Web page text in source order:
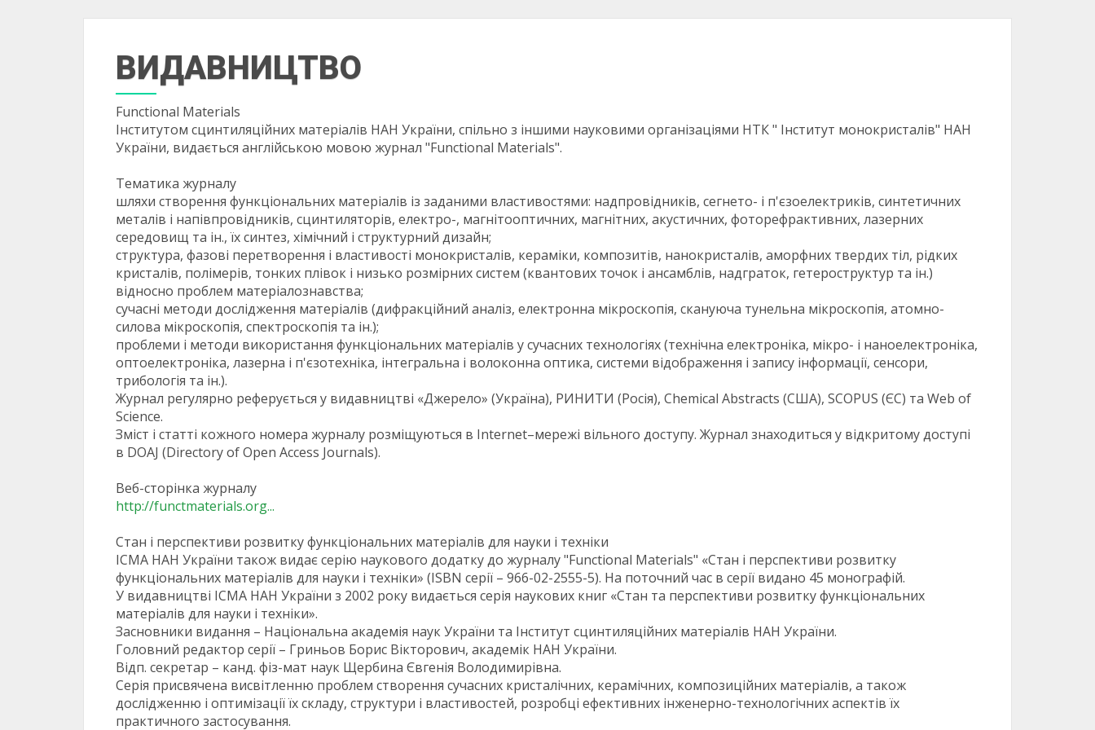
ВИДАВНИЦТВО
Functional Materials
Інститутом сцинтиляційних матеріалів НАН України, спільно з іншими науковими організаціями НТК " Інститут монокристалів" НАН
України, видається англійською мовою журнал "Functional Materials".
Тематика журналу
шляхи створення функціональних матеріалів із заданими властивостями: надпровідників, сегнето- і п'єзоелектриків, синтетичних
металів і напівпровідників, сцинтиляторів, електро-, магнітооптичних, магнітних, акустичних, фоторефрактивних, лазерних
середовищ та ін., їх синтез, хімічний і структурний дизайн;
структура, фазові перетворення і властивості монокристалів, кераміки, композитів, нанокристалів, аморфних твердих тіл, рідких
кристалів, полімерів, тонких плівок і низько розмірних систем (квантових точок і ансамблів, надграток, гетероструктур та ін.)
відносно проблем матеріалознавства;
сучасні методи дослідження матеріалів (дифракційний аналіз, електронна мікроскопія, скануюча тунельна мікроскопія, атомно-
силова мікроскопія, спектроскопія та ін.);
проблеми і методи використання функціональних матеріалів у сучасних технологіях (технічна електроніка, мікро- і наноелектроніка,
оптоелектроніка, лазерна і п'єзотехніка, інтегральна і волоконна оптика, системи відображення і запису інформації, сенсори,
трибологія та ін.).
Журнал регулярно реферується у видавництві «Джерело» (Україна), РИНИТИ (Росія), Chemical Abstracts (США), SCOPUS (ЄС) та Web of
Science.
Зміст і статті кожного номера журналу розміщуються в Internet–мережі вільного доступу. Журнал знаходиться у відкритому доступі
в DOAJ (Directory of Open Access Journals).
Веб-сторінка журналу
http://functmaterials.org...
Стан і перспективи розвитку функціональних матеріалів для науки і техніки
ІСМА НАН України також видає серію наукового додатку до журналу "Functional Materials" «Стан і перспективи розвитку
функціональних матеріалів для науки і техніки» (ISBN серії – 966-02-2555-5). На поточний час в серії видано 45 монографій.
У видавництві ІСМА НАН України з 2002 року видається серія наукових книг «Стан та перспективи розвитку функціональних
матеріалів для науки і техніки».
Засновники видання – Національна академія наук України та Інститут сцинтиляційних матеріалів НАН України.
Головний редактор серії – Гриньов Борис Вікторович, академік НАН України.
Відп. секретар – канд. фіз-мат наук Щербина Євгенія Володимирівна.
Серія присвячена висвітленню проблем створення сучасних кристалічних, керамічних, композиційних матеріалів, а також
дослідженню і оптимізації їх складу, структури і властивостей, розробці ефективних інженерно-технологічних аспектів їх
практичного застосування.